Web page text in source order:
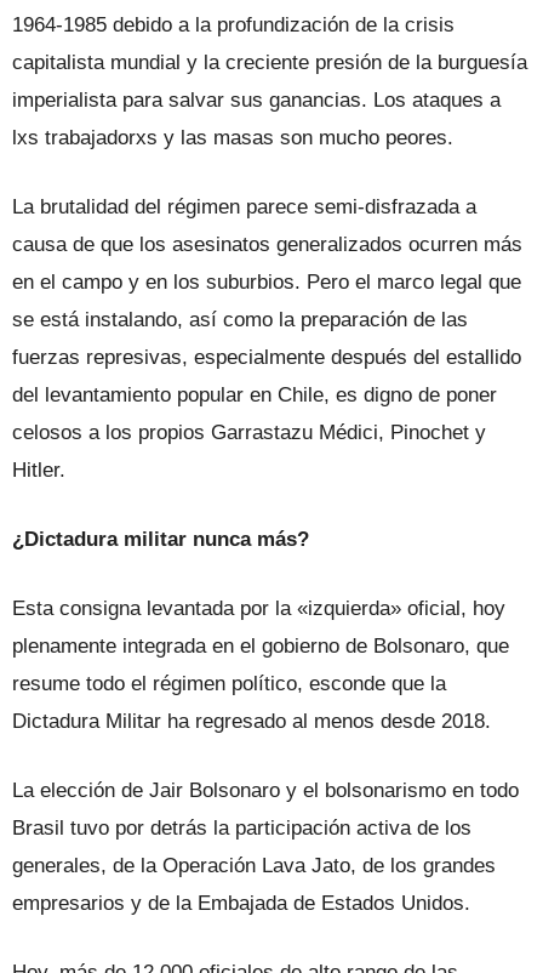
1964-1985 debido a la profundización de la crisis
capitalista mundial y la creciente presión de la burguesía
imperialista para salvar sus ganancias. Los ataques a
lxs trabajadorxs y las masas son mucho peores.
La brutalidad del régimen parece semi-disfrazada a
causa de que los asesinatos generalizados ocurren más
en el campo y en los suburbios. Pero el marco legal que
se está instalando, así como la preparación de las
fuerzas represivas, especialmente después del estallido
del levantamiento popular en Chile, es digno de poner
celosos a los propios Garrastazu Médici, Pinochet y
Hitler.
¿Dictadura militar nunca más?
Esta consigna levantada por la «izquierda» oficial, hoy
plenamente integrada en el gobierno de Bolsonaro, que
resume todo el régimen político, esconde que la
Dictadura Militar ha regresado al menos desde 2018.
La elección de Jair Bolsonaro y el bolsonarismo en todo
Brasil tuvo por detrás la participación activa de los
generales, de la Operación Lava Jato, de los grandes
empresarios y de la Embajada de Estados Unidos.